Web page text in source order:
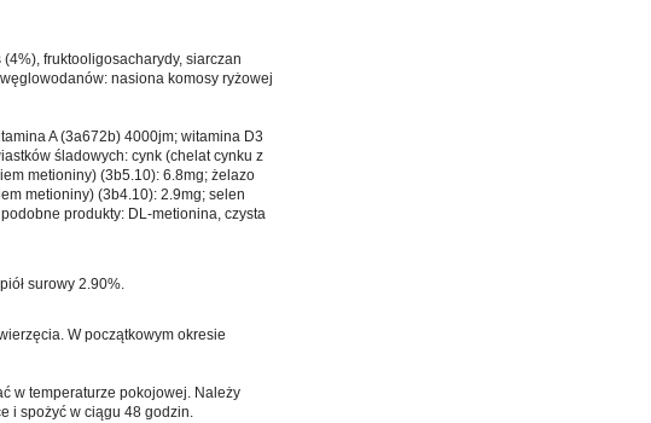
fruktooligosacharydy, siarczan
nasiona komosy ryżowej
A (3a672b) 4000jm; witamina D3
śladowych: cynk (chelat cynku z
metioniny) (3b5.10): 6.8mg; żelazo
metioniny) (3b4.10): 2.9mg; selen
produkty: DL-metionina, czysta
surowy 2.90%.
W początkowym okresie
w temperaturze pokojowej. Należy
i spożyć w ciągu 48 godzin.